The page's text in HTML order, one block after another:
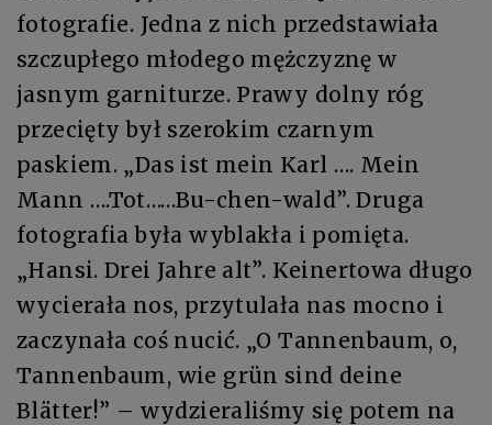
fotografie. Jedna z nich przedstawiała
szczupłego młodego mężczyznę w
jasnym garniturze. Prawy dolny róg
przecięty był szerokim czarnym
paskiem. „Das ist mein Karl …. Mein
Mann ….Tot……Bu-chen-wald”. Druga
fotografia była wyblakła i pomięta.
„Hansi. Drei Jahre alt”. Keinertowa długo
wycierała nos, przytulała nas mocno i
zaczynała coś nucić. „O Tannenbaum, o,
Tannenbaum, wie grün sind deine
Blätter!” – wydzieraliśmy się potem na